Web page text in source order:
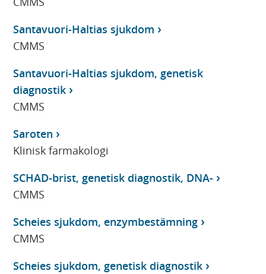
Santavuori-Haltias sjukdom
CMMS
Santavuori-Haltias sjukdom, genetisk
diagnostik
CMMS
Saroten
Klinisk farmakologi
SCHAD-brist, genetisk diagnostik, DNA-
CMMS
Scheies sjukdom, enzymbestämning
CMMS
Scheies sjukdom, genetisk diagnostik